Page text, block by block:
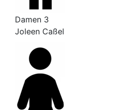
Damen 3
Joleen Caßel